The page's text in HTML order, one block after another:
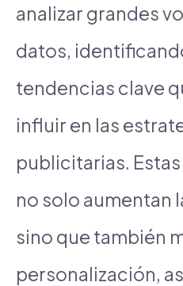
analizar grandes
datos,
tendencias clave
influir en las
publicitarias.
no solo aumentan
sino que también
personalización,